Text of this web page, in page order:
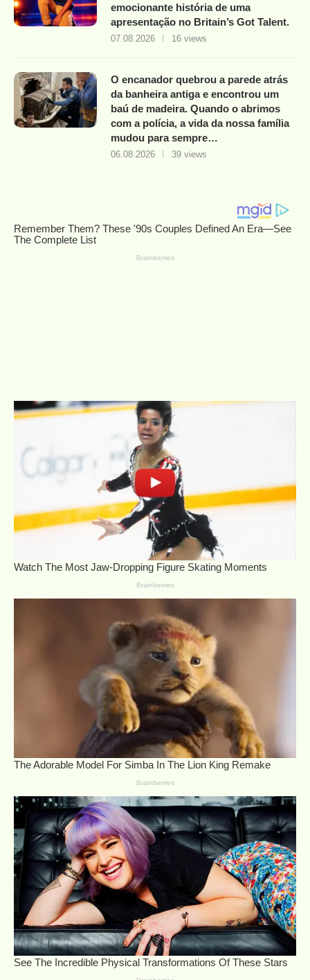
emocionante história de uma
apresentação no Britain’s Got Talent.
07.08.2026 16 views
O encanador quebrou a parede atrás
da banheira antiga e encontrou um
baú de madeira. Quando o abrimos
com a polícia, a vida da nossa família
mudou para sempre…
06.08.2026 39 views